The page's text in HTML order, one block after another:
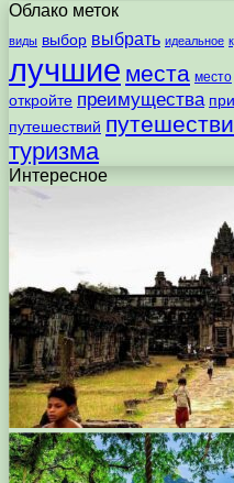
Облако меток
виды выбор выбрать идеальное
лучшие места место
откройте преимущества
путешествий
туризма
Интересное